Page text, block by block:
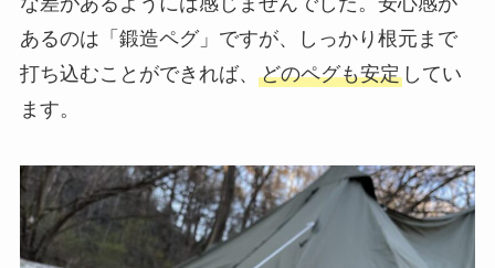
あるのは「鍛造ペグ」ですが、しっかり根元まで
打ち込むことができれば、 どのペグも安定してい
ます。